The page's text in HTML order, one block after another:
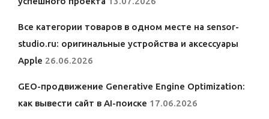
Все категории товаров в одном месте на sensor-
studio.ru: оригинальные устройства и аксессуары
Apple 26.06.2026
GEO-продвижение Generative Engine Optimization:
как вывести сайт в AI-поиске 17.06.2026